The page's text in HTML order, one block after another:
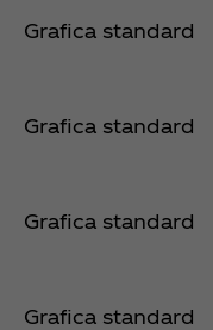
Grafica standard
Grafica standard
Grafica standard
Grafica standard